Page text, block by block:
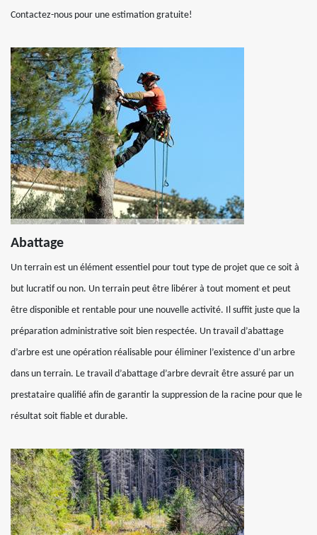
Contactez-nous pour une estimation gratuite!
Abattage
Un terrain est un élément essentiel pour tout type de projet que ce soit à
but lucratif ou non. Un terrain peut être libérer à tout moment et peut
être disponible et rentable pour une nouvelle activité. Il suffit juste que la
préparation administrative soit bien respectée. Un travail d’abattage
d’arbre est une opération réalisable pour éliminer l’existence d’un arbre
dans un terrain. Le travail d’abattage d’arbre devrait être assuré par un
prestataire qualifié afin de garantir la suppression de la racine pour que le
résultat soit fiable et durable.